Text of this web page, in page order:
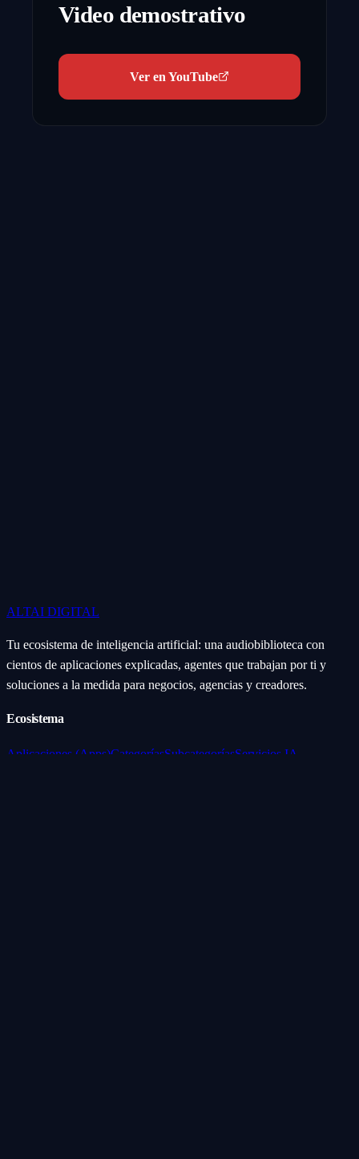
Video demostrativo
Ver en YouTube
ALTAI DIGITAL
Tu ecosistema de inteligencia artificial: una audiobiblioteca con
cientos de aplicaciones explicadas, agentes que trabajan por ti y
soluciones a la medida para negocios, agencias y creadores.
Ecosistema
Aplicaciones (Apps)CategoríasSubcategoríasServicios IA